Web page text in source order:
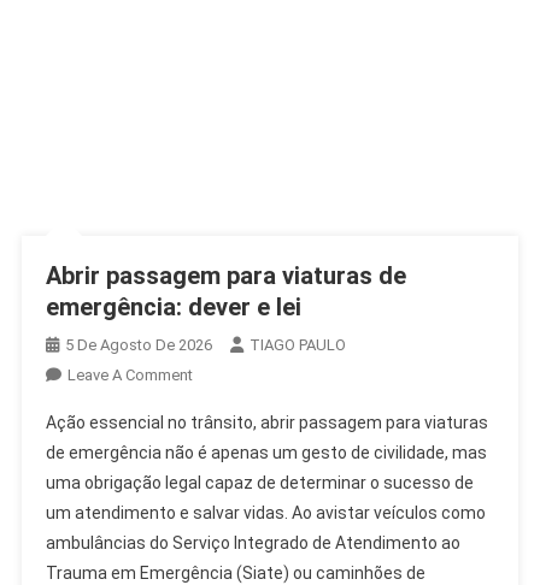
Abrir passagem para viaturas de
emergência: dever e lei
5 De Agosto De 2026
TIAGO PAULO
Leave A CommentOn
Passagem
Para
Viaturas
De
Emergência:
Dever
Ação essencial no trânsito, abrir passagem para viaturas
de emergência não é apenas um gesto de civilidade, mas
uma obrigação legal capaz de determinar o sucesso de
um atendimento e salvar vidas. Ao avistar veículos como
ambulâncias do Serviço Integrado de Atendimento ao
Trauma em Emergência (Siate) ou caminhões de